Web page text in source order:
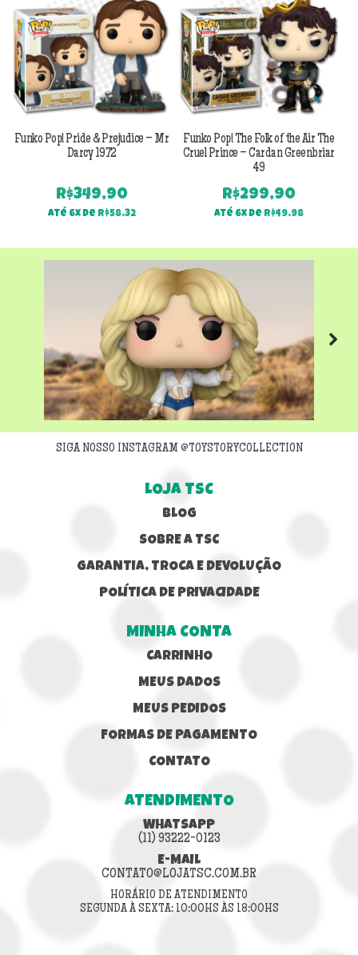
Funko Pop! Pride & Prejudice – Mr
Darcy 1972
R$349,90
Até 6x de R$58,32
Funko Pop! The Folk of the Air The
Cruel Prince – Cardan Greenbriar
49
R$299,90
Até 6x de R$49,98
Next
SIGA NOSSO INSTAGRAM @TOYSTORYCOLLECTION
LOJA TSC
BLOG
SOBRE A TSC
GARANTIA, TROCA E DEVOLUÇÃO
POLÍTICA DE PRIVACIDADE
MINHA CONTA
CARRINHO
MEUS DADOS
MEUS PEDIDOS
FORMAS DE PAGAMENTO
CONTATO
ATENDIMENTO
WHATSAPP
(11) 93222-0123
E-MAIL
CONTATO@LOJATSC.COM.BR
HORÁRIO DE ATENDIMENTO
SEGUNDA À SEXTA: 10:00HS ÀS 18:00HS